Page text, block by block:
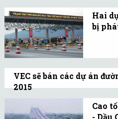
hiện
tỷ
Hai
bị
án
Cầu
Bắc
VEC sẽ bán các dự án
2015
Tiền thu được từ
khai thác các dự án
Cao
- Dầu